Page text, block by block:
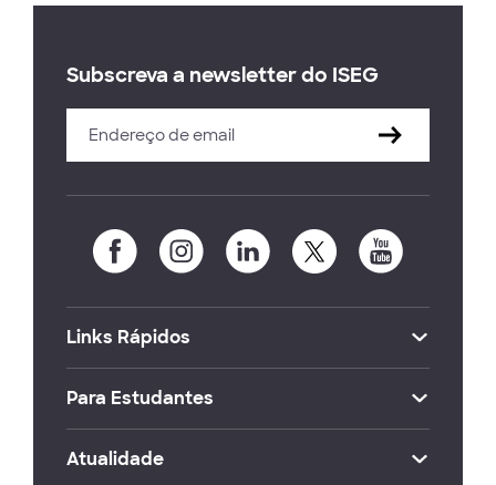
Subscreva a newsletter do ISEG
Links Rápidos
Para Estudantes
Atualidade